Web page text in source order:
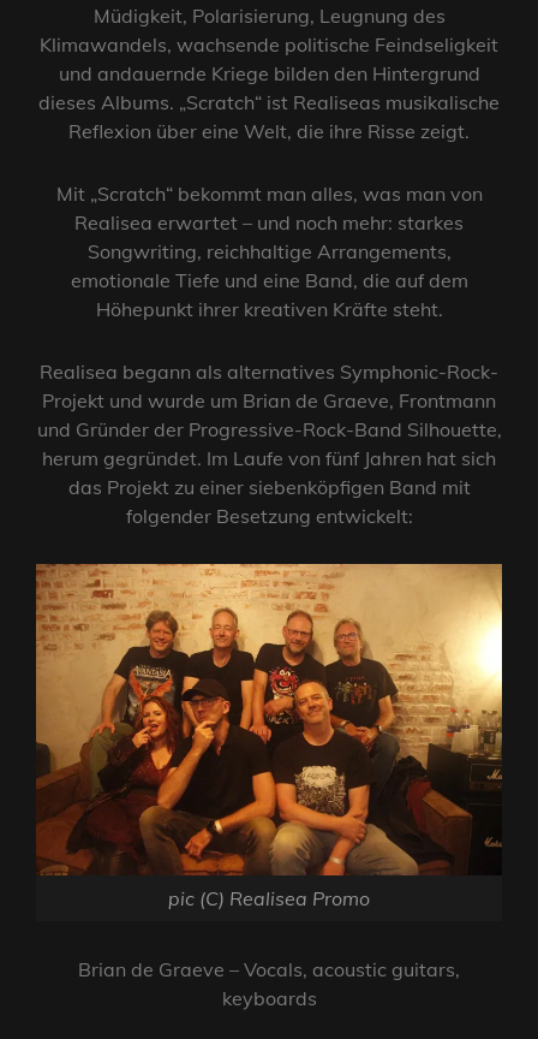
Müdigkeit, Polarisierung, Leugnung des
Klimawandels, wachsende politische Feindseligkeit
und andauernde Kriege bilden den Hintergrund
dieses Albums. „Scratch“ ist Realiseas musikalische
Reflexion über eine Welt, die ihre Risse zeigt.
Mit „Scratch“ bekommt man alles, was man von
Realisea erwartet – und noch mehr: starkes
Songwriting, reichhaltige Arrangements,
emotionale Tiefe und eine Band, die auf dem
Höhepunkt ihrer kreativen Kräfte steht.
Realisea begann als alternatives Symphonic-Rock-
Projekt und wurde um Brian de Graeve, Frontmann
und Gründer der Progressive-Rock-Band Silhouette,
herum gegründet. Im Laufe von fünf Jahren hat sich
das Projekt zu einer siebenköpfigen Band mit
folgender Besetzung entwickelt:
pic (C) Realisea Promo
Brian de Graeve – Vocals, acoustic guitars,
keyboards